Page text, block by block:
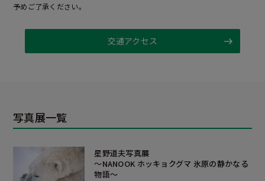
予めご了承ください。
交通アクセス
写真展一覧
星野道夫写真展
～NANOOK ホッキョクグマ 氷原の静かなる
物語～